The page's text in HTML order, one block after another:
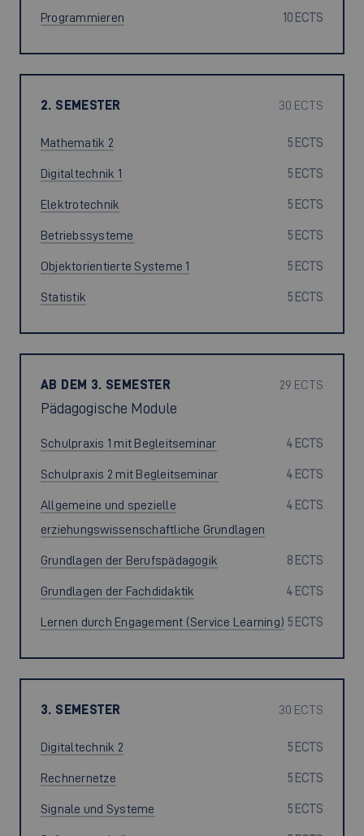
Programmieren 10 ECTS
2. SEMESTER 30 ECTS
Mathematik 2 5 ECTS
Digitaltechnik 1 5 ECTS
Elektrotechnik 5 ECTS
Betriebssysteme 5 ECTS
Objektorientierte Systeme 1 5 ECTS
Statistik 5 ECTS
AB DEM 3. SEMESTER 29 ECTS
Pädagogische Module
Schulpraxis 1 mit Begleitseminar 4 ECTS
Schulpraxis 2 mit Begleitseminar 4 ECTS
Allgemeine und spezielle
erziehungswissenschaftliche Grundlagen
4 ECTS
Grundlagen der Berufspädagogik 8 ECTS
Grundlagen der Fachdidaktik 4 ECTS
Lernen durch Engagement (Service Learning) 5 ECTS
3. SEMESTER 30 ECTS
Digitaltechnik 2 5 ECTS
Rechnernetze 5 ECTS
Signale und Systeme 5 ECTS